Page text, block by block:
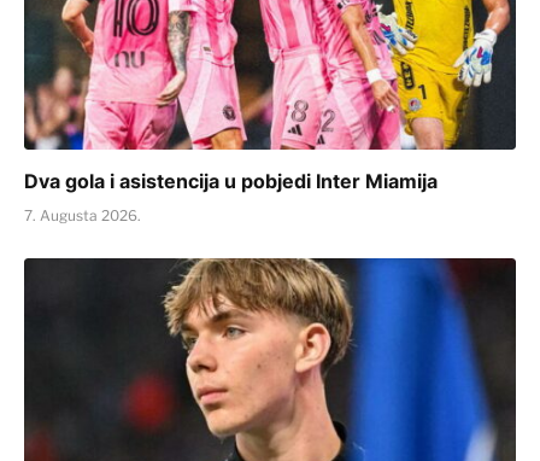
Dva gola i asistencija u pobjedi Inter Miamija
7. Augusta 2026.